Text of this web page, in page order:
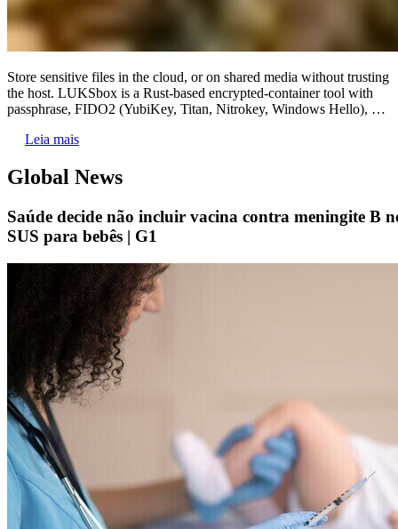
Store sensitive files in the cloud, or on shared media without trusting
the host. LUKSbox is a Rust-based encrypted-container tool with
passphrase, FIDO2 (YubiKey, Titan, Nitrokey, Windows Hello), …
Leia mais
Global News
Saúde decide não incluir vacina contra meningite B
SUS para bebês | G1